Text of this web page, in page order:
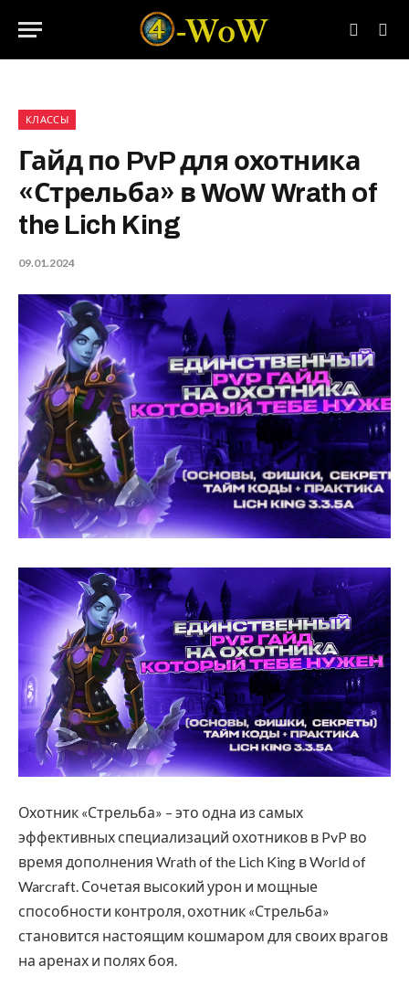
КЛАССЫ
Гайд по PvP для охотника
«Стрельба» в WoW Wrath of
the Lich King
09.01.2024
Охотник «Стрельба» – это одна из самых
эффективных специализаций охотников в PvP во
время дополнения Wrath of the Lich King в World of
Warcraft. Сочетая высокий урон и мощные
способности контроля, охотник «Стрельба»
становится настоящим кошмаром для своих врагов
на аренах и полях боя.